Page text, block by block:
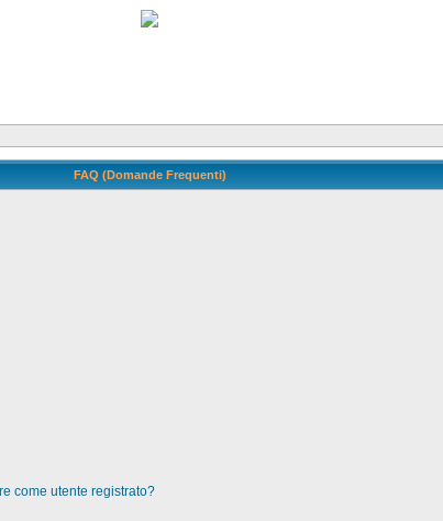
FAQ (Domande Frequenti)
come utente registrato?